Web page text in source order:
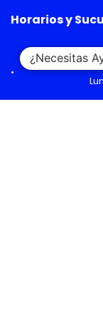
Horarios y
¿Necesitas